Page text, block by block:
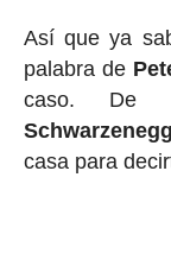
Así que ya
palabra de
caso. De
casa para